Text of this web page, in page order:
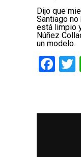
Dijo que
Santiago
está limpio
Núñez
un modelo.